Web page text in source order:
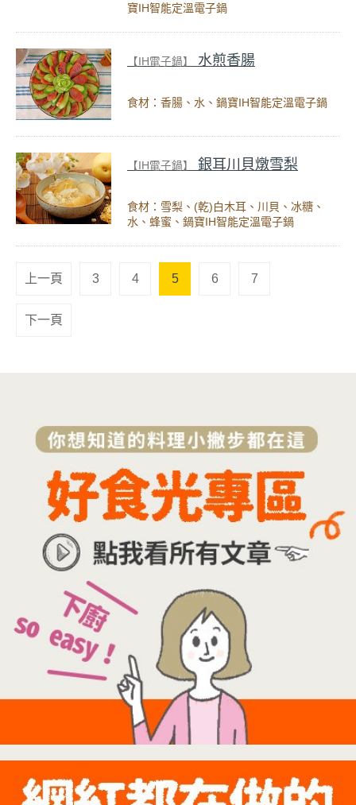
寶IH智能定溫電子鍋
【IH電子鍋】 水煎香腸
食材：香腸、水、鍋寶IH智能定溫電子鍋
【IH電子鍋】 銀耳川貝燉雪梨
食材：雪梨、(乾)白木耳、川貝、冰糖、
水、蜂蜜、鍋寶IH智能定溫電子鍋
上一頁 3 4 5 6 7
下一頁